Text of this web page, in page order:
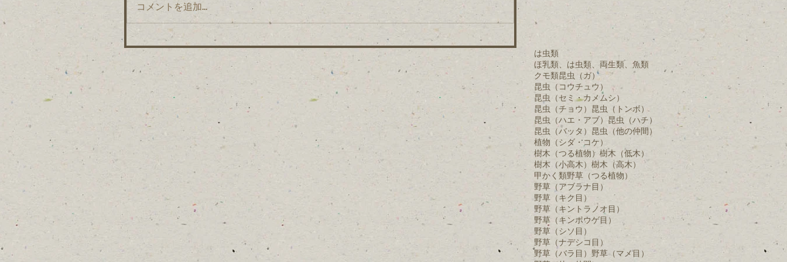
コメントを追加…
は虫類
ほ乳類、は虫類、両生類、魚類
クモ類昆虫（ガ）
昆虫（コウチュウ）
昆虫（セミ・カメムシ）
昆虫（チョウ） 昆虫（トンボ）
昆虫（ハエ・アブ） 昆虫（ハチ）
昆虫（バッタ） 昆虫（他の仲間）
植物（シダ・コケ）
樹木（つる植物） 樹木（低木）
樹木（小高木） 樹木（高木）
甲かく類野草（つる植物）
野草（アブラナ目）
野草（キク目）
野草（キントラノオ目）
野草（キンポウゲ目）
野草（シソ目）
野草（ナデシコ目）
野草（バラ目） 野草（マメ目）